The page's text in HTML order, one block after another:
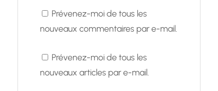
Prévenez-moi de tous les
nouveaux commentaires par e-mail.
Prévenez-moi de tous les
nouveaux articles par e-mail.